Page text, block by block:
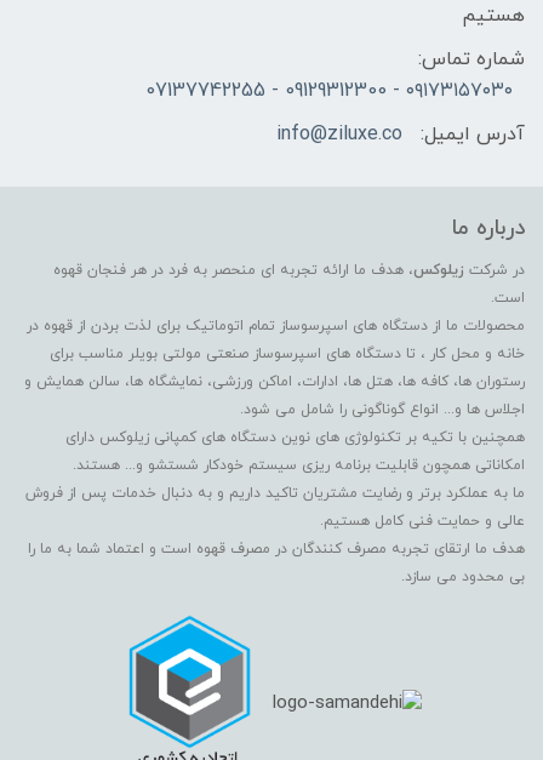
هستیم
شماره تماس:
۰۹۱۷۳۱۵۷۰۳۰ - 09129312300 - 07137742255
آدرس ایمیل:
info@ziluxe.co
درباره ما
در شرکت زیلوکس، هدف ما ارائه تجربه ای منحصر به فرد در هر فنجان قهوه
است.
محصولات ما از دستگاه های اسپرسوساز تمام اتوماتیک برای لذت بردن از قهوه در
خانه و محل کار ، تا دستگاه های اسپرسوساز صنعتی مولتی بویلر مناسب برای
رستوران ها، کافه ها، هتل ها، ادارات، اماکن ورزشی، نمایشگاه ها، سالن همایش و
اجلاس ها و... انواع گوناگونی را شامل می شود.
همچنین با تکیه بر تکنولوژی های نوین دستگاه های کمپانی زیلوکس دارای
امکاناتی همچون قابلیت برنامه ریزی سیستم خودکار شستشو و... هستند.
ما به عملکرد برتر و رضایت مشتریان تاکید داریم و به دنبال خدمات پس از فروش
عالی و حمایت فنی کامل هستیم.
هدف ما ارتقای تجربه مصرف کنندگان در مصرف قهوه است و اعتماد شما به ما را
بی محدود می سازد.